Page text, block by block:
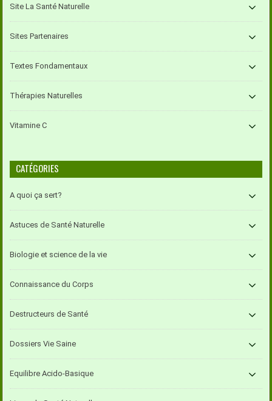
Site La Santé Naturelle
Sites Partenaires
Textes Fondamentaux
Thérapies Naturelles
Vitamine C
CATÉGORIES
A quoi ça sert?
Astuces de Santé Naturelle
Biologie et science de la vie
Connaissance du Corps
Destructeurs de Santé
Dossiers Vie Saine
Equilibre Acido-Basique